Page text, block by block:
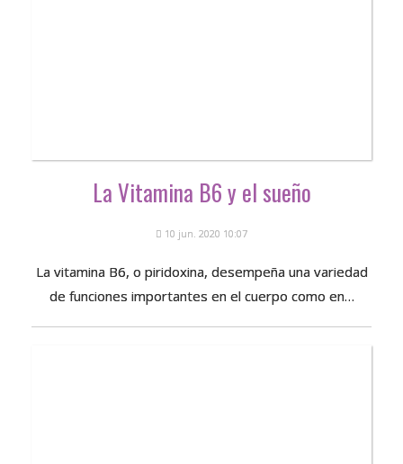
La Vitamina B6 y el sueño
10 jun. 2020 10:07
La vitamina B6, o piridoxina, desempeña una variedad
de funciones importantes en el cuerpo como en…